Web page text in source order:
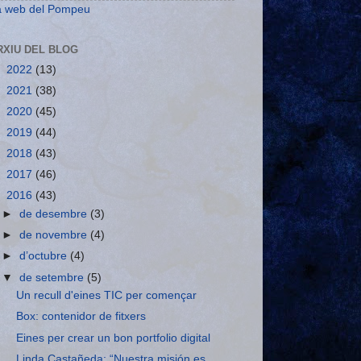
web del Pompeu
DEL BLOG
2022 (13)
2021 (38)
2020 (45)
2019 (44)
2018 (43)
2017 (46)
2016 (43)
►de desembre(3)
►de novembre (4)
►d’octubre (4)
▼de setembre(5)
Un recull d'eines TIC per començar
Box: contenidor de fitxers
Eines per crear un bon portfolio digital